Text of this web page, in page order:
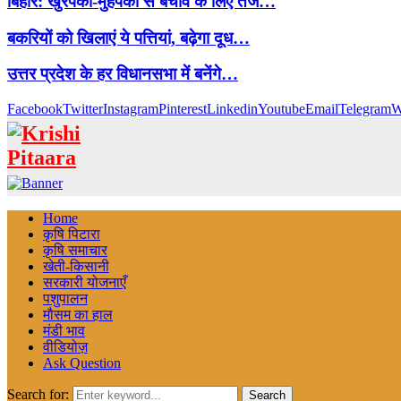
बकरियों को खिलाएं ये पत्तियां, बढ़ेगा दूध…
उत्तर प्रदेश के हर विधानसभा में बनेंगे…
FacebookTwitterInstagramPinterestLinkedinYoutubeEmailTelegram
Home
कृषि पिटारा
कृषि समाचार
खेती-किसानी
सरकारी योजनाएँ
पशुपालन
मौसम का हाल
मंडी भाव
वीडियोज़
Ask Question
Search for: Search